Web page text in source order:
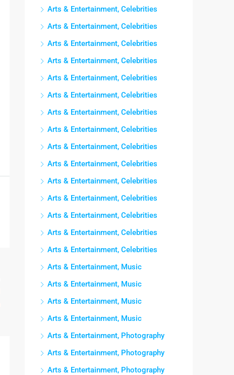
Arts & Entertainment, Celebrities
Arts & Entertainment, Celebrities
Arts & Entertainment, Celebrities
Arts & Entertainment, Celebrities
Arts & Entertainment, Celebrities
Arts & Entertainment, Celebrities
Arts & Entertainment, Celebrities
Arts & Entertainment, Celebrities
Arts & Entertainment, Celebrities
Arts & Entertainment, Celebrities
Arts & Entertainment, Celebrities
Arts & Entertainment, Celebrities
Arts & Entertainment, Celebrities
Arts & Entertainment, Celebrities
Arts & Entertainment, Celebrities
Arts & Entertainment, Music
Arts & Entertainment, Music
Arts & Entertainment, Music
Arts & Entertainment, Music
Arts & Entertainment, Photography
Arts & Entertainment, Photography
Arts & Entertainment, Photography